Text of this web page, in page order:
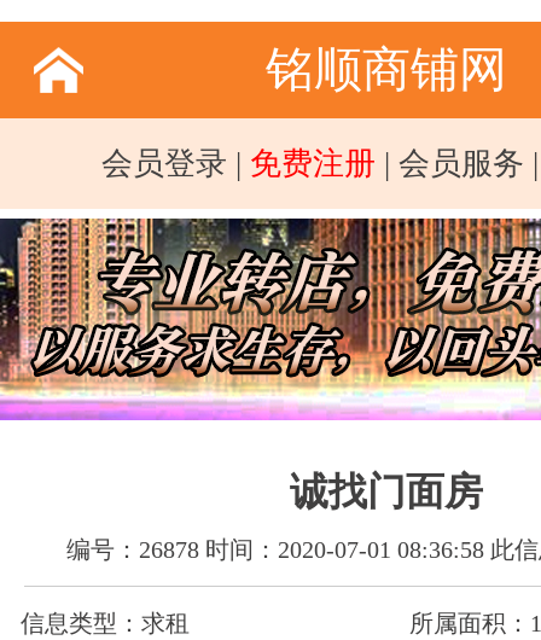
铭顺商铺网
会员登录 | 免费注册 | 会员服务
诚找门面房
编号：26878 时间：2020-07-01 08:36:58 此
信息类型：求租
所属面积：